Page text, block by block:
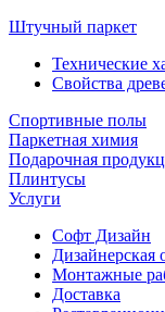
Штучный паркет
Технические
Свойства
Спортивные полы
Паркетная химия
Подарочная
Плинтусы
Услуги
Софт Дизайн
Дизайнерская
Монтажные
Доставка